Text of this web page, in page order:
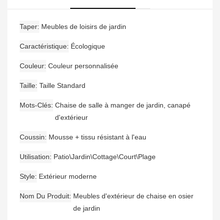
Taper Meubles de loisirs de jardin
Caractéristique Écologique
Couleur Couleur personnalisée
Taille Taille Standard
Mots-Clés Chaise de salle à manger de jardin, canapé
d'extérieur
Coussin Mousse + tissu résistant à l'eau
Utilisation Patio\Jardin\Cottage\Court\Plage
Style Extérieur moderne
Nom Du Produit Meubles d'extérieur de chaise en osier
de jardin